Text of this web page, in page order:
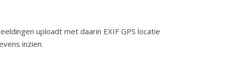
uploadt met daarin EXIF GPS locatie
inzien.